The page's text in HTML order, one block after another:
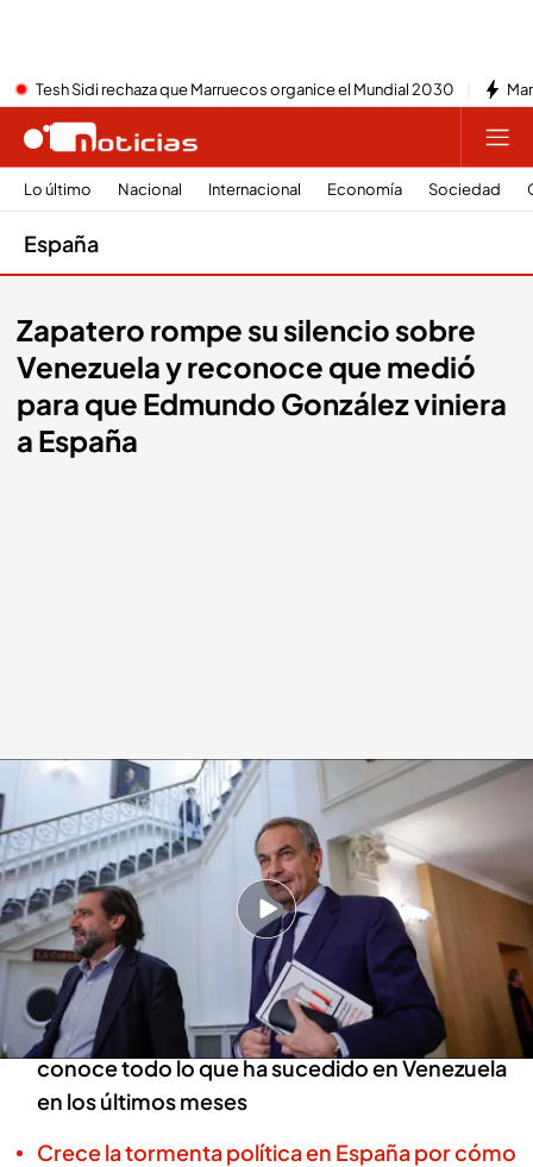
Tesh Sidi rechaza que Marruecos organice el Mundial 2030
Lo último Nacional Internacional Economía Sociedad
España
Zapatero rompe su silencio sobre
Venezuela y reconoce que medió
para que Edmundo González viniera
a España
José Luis Rodríguez Zapatero rompe su silencio sobre Venezuela
Redacción digital Noticias Cuatro Europa Press
24 SEP 2024 - 20:31h.
José Luis Rodríguez Zapatero ha confirmado
que participó en la tarea de “facilitación” para
que Edmundo González viniera a España
El expresidente del Gobierno afirma que
conoce todo lo que ha sucedido en Venezuela
en los últimos meses
Crece la tormenta política en España por cómo